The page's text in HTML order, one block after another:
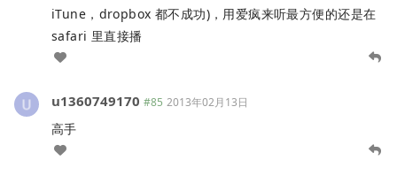
iTune，dropbox 都不成功)，用爱疯来听最方便的还是在
safari 里直接播
u1360749170 #85 2013年02月13日
高手